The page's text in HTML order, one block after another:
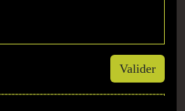
Valider